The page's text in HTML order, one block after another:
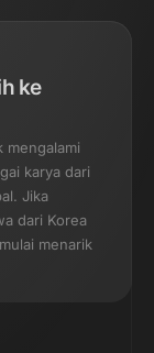
ke
mengalami
karya dari
Jika
dari Korea
menarik